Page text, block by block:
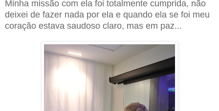
Minha missão com ela foi totalmente cumprida, não
deixei de fazer nada por ela e quando ela se foi meu
coração estava saudoso claro, mas em paz...